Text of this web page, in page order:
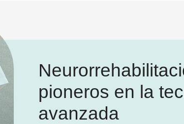
pioneros en la
avanzada